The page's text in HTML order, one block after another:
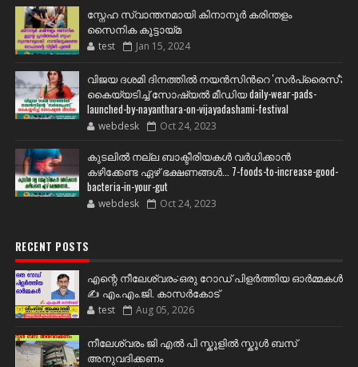
സ്നേഹ സ്വാന്തനമായി കിനാനൂർ കരിന്തളം
സൈനിക കൂട്ടായ്മ
test Jan 15, 2024
വിജയ ദശമി ദിനത്തില്‍ നയന്‍സിന്‍റെ 'സര്‍പ്രൈസ്';
കൈയ്യടിച്ച് സോഷ്യല്‍ മീഡിയ daily-wear-pads-
launched-by-nayanthara-on-vijayadashami-festival
webdesk Oct 24, 2023
കുടലിൽ നല്ല ബാക്ടീരിയകൾ വര്‍ധിക്കാന്‍
കഴിക്കേണ്ട ഏഴ് ഭക്ഷണങ്ങള്‍... 7-foods-to-increase-good-
bacteria-in-your-gut
webdesk Oct 24, 2023
RECENT POSTS
എന്റെ നീലേശ്വരം:ഒരു റോഡ് പിളർത്തിയ ഓർമ്മകൾ
✍️ എം.എം.ജി. കാസർകോട്
test Aug 05, 2026
നീലേശ്വരം ജി എൽ പി സ്കൂളിൽ സ്കൂൾ ബസ്
അനുവദിക്കണം